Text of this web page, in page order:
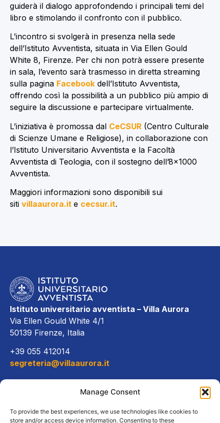
Manage Consent
To provide the best experiences, we use technologies like cookies to
store and/or access device information. Consenting to these
guiderà il dialogo approfondendo i principali temi del
libro e stimolando il confronto con il pubblico.
L’incontro si svolgerà in presenza nella sede
dell’Istituto Avventista, situata in Via Ellen Gould
White 8, Firenze. Per chi non potrà essere presente
in sala, l’evento sarà trasmesso in diretta streaming
sulla pagina Facebook dell’Istituto Avventista,
offrendo così la possibilità a un pubblico più ampio di
seguire la discussione e partecipare virtualmente.
L’iniziativa è promossa dal CeCSUR (Centro Culturale
di Scienze Umane e Religiose), in collaborazione con
l’Istituto Universitario Avventista e la Facoltà
Avventista di Teologia, con il sostegno dell’8×1000
Avventista.
Maggiori informazioni sono disponibili sui
siti villaaurora.it e cecsur.it.
Istituto universitario avventista – Villa Aurora
Via Ellen Gould White 4/1
50139 Firenze, Italia
+39 055 412014
segreteria@villaaurora.it
Offerta formativa